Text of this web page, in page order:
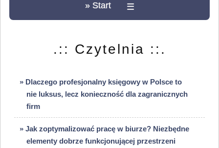
» Start ☰
.:: Czytelnia ::.
» Dlaczego profesjonalny księgowy w Polsce to
nie luksus, lecz konieczność dla zagranicznych
firm
» Jak zoptymalizować pracę w biurze? Niezbędne
elementy dobrze funkcjonującej przestrzeni